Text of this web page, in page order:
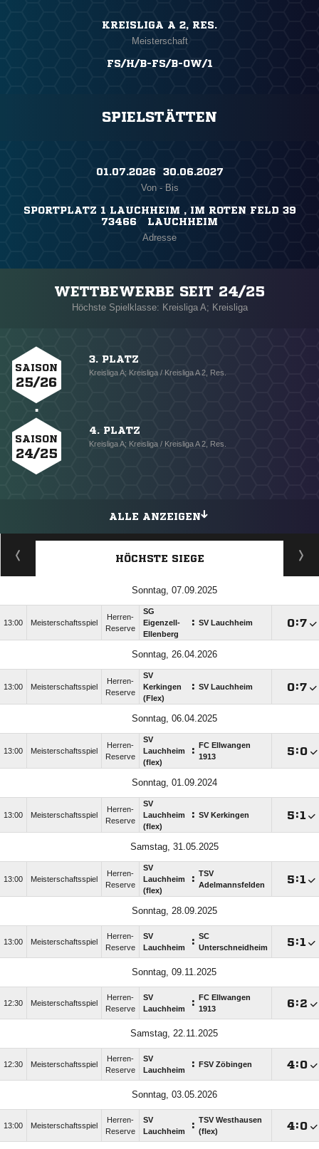
KREISLIGA A 2, RES.
Meisterschaft
FS/H/B-FS/B-OW/1
SPIELSTÄTTEN
01.07.2026 ​ 30.06.2027
Von - Bis
SPORTPLATZ 1 LAUCHHEIM , IM ROTEN FELD 39
73466 LAUCHHEIM
Adresse
WETTBEWERBE SEIT 24/25
Höchste Spielklasse: Kreisliga A; Kreisliga
SAISON
25/26
3. PLATZ
Kreisliga A; Kreisliga / Kreisliga A 2, Res.
SAISON
24/25
4. PLATZ
Kreisliga A; Kreisliga / Kreisliga A 2, Res.
ALLE ANZEIGEN
HÖCHSTE SIEGE
Sonntag, 07.09.2025
13:00 Meisterschaftsspiel
Herren-
Reserve
SG
Eigenzell-
Ellenberg
: SV Lauchheim :
Sonntag, 26.04.2026
13:00 Meisterschaftsspiel
Herren-
Reserve
SV
Kerkingen
(Flex)
: SV Lauchheim :
Sonntag, 06.04.2025
13:00 Meisterschaftsspiel
Herren-
Reserve
SV
Lauchheim
(flex)
:
FC Ellwangen
1913
:
Sonntag, 01.09.2024
13:00 Meisterschaftsspiel
Herren-
Reserve
SV
Lauchheim
(flex)
: SV Kerkingen :
Samstag, 31.05.2025
13:00 Meisterschaftsspiel
Herren-
Reserve
SV
Lauchheim
(flex)
: TSV
Adelmannsfelden
:
Sonntag, 28.09.2025
13:00 Meisterschaftsspiel
Herren-
Reserve
SV
Lauchheim
: SC
Unterschneidheim
:
Sonntag, 09.11.2025
12:30 Meisterschaftsspiel
Herren-
Reserve
SV
Lauchheim
:
FC Ellwangen
1913
:
Samstag, 22.11.2025
12:30 Meisterschaftsspiel
Herren-
Reserve
SV
Lauchheim
: FSV Zöbingen :
Sonntag, 03.05.2026
13:00 Meisterschaftsspiel
Herren-
Reserve
SV
Lauchheim
: TSV Westhausen
(flex)
: